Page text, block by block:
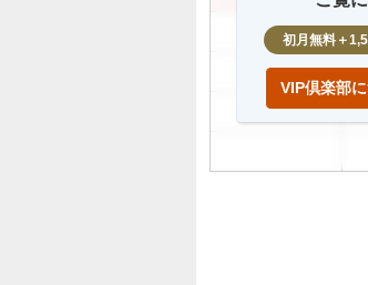
初月無料＋
VIP倶楽部